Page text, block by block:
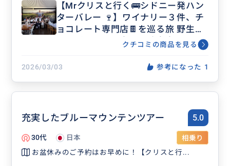
お任せしたのですがどのワイナリーも個性的で素晴
らしかったです。途中でカンガルーに会えたのもい
い思い出になりました。（野生のカンガルーに会え
たのは本当にラッキーでした！）チーズファクトリ
もしハンターバレーのワイナリーツアーで悩んでる
Mrクリスさん、楽しいツアーを本当にありがとうご
ざいました！
【Mrクリスと行く🚌シドニー発ハン
ターバレー 🍷】ワイナリー３件、チ
ョコレート専門店🍫を巡る旅 野生の
カンガルーにも会える確率高！
クチコミの商品を見る
2026/03/03 参考になった 1
充実したブルーマウンテンツアー 5.0
30代 日本
相乗り
お盆休みのご予約はお早めに！【クリスと行...